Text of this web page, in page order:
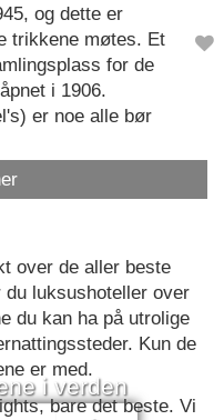
i verden
og dette er
trikkene møtes. Et
for de
i 1906.
er noe alle bør
over de aller beste
du luksushoteller over
du kan ha på utrolige
Kun de
er med.
bare det beste. Vi